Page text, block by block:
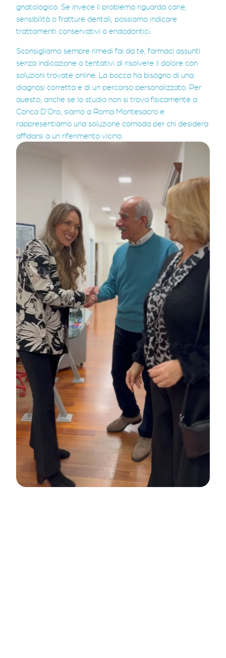
gnatologico. Se invece il problema riguarda carie,
sensibilità o fratture dentali, possiamo indicare
trattamenti conservativi o endodontici.
Sconsigliamo sempre rimedi fai da te, farmaci assunti
senza indicazione o tentativi di risolvere il dolore con
soluzioni trovate online. La bocca ha bisogno di una
diagnosi corretta e di un percorso personalizzato. Per
questo, anche se lo studio non si trova fisicamente a
Conca D’Oro, siamo a Roma Montesacro e
rappresentiamo una soluzione comoda per chi desidera
affidarsi a un riferimento vicino.